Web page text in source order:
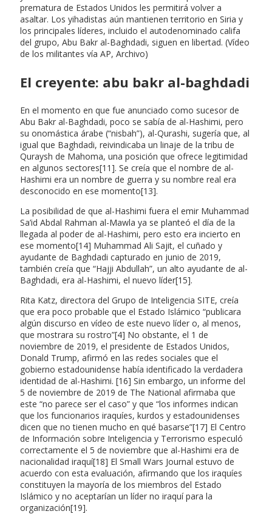
prematura de Estados Unidos les permitirá volver a
asaltar. Los yihadistas aún mantienen territorio en Siria y
los principales líderes, incluido el autodenominado califa
del grupo, Abu Bakr al-Baghdadi, siguen en libertad. (Vídeo
de los militantes vía AP, Archivo)
El creyente: abu bakr al-baghdadi
En el momento en que fue anunciado como sucesor de
Abu Bakr al-Baghdadi, poco se sabía de al-Hashimi, pero
su onomástica árabe (“nisbah”), al-Qurashi, sugería que, al
igual que Baghdadi, reivindicaba un linaje de la tribu de
Quraysh de Mahoma, una posición que ofrece legitimidad
en algunos sectores[11]. Se creía que el nombre de al-
Hashimi era un nombre de guerra y su nombre real era
desconocido en ese momento[13].
La posibilidad de que al-Hashimi fuera el emir Muhammad
Sa’id Abdal Rahman al-Mawla ya se planteó el día de la
llegada al poder de al-Hashimi, pero esto era incierto en
ese momento[14] Muhammad Ali Sajit, el cuñado y
ayudante de Baghdadi capturado en junio de 2019,
también creía que “Hajji Abdullah”, un alto ayudante de al-
Baghdadi, era al-Hashimi, el nuevo líder[15].
Rita Katz, directora del Grupo de Inteligencia SITE, creía
que era poco probable que el Estado Islámico “publicara
algún discurso en vídeo de este nuevo líder o, al menos,
que mostrara su rostro”[4] No obstante, el 1 de
noviembre de 2019, el presidente de Estados Unidos,
Donald Trump, afirmó en las redes sociales que el
gobierno estadounidense había identificado la verdadera
identidad de al-Hashimi. [16] Sin embargo, un informe del
5 de noviembre de 2019 de The National afirmaba que
este “no parece ser el caso” y que “los informes indican
que los funcionarios iraquíes, kurdos y estadounidenses
dicen que no tienen mucho en qué basarse”[17] El Centro
de Información sobre Inteligencia y Terrorismo especuló
correctamente el 5 de noviembre que al-Hashimi era de
nacionalidad iraquí[18] El Small Wars Journal estuvo de
acuerdo con esta evaluación, afirmando que los iraquíes
constituyen la mayoría de los miembros del Estado
Islámico y no aceptarían un líder no iraquí para la
organización[19].